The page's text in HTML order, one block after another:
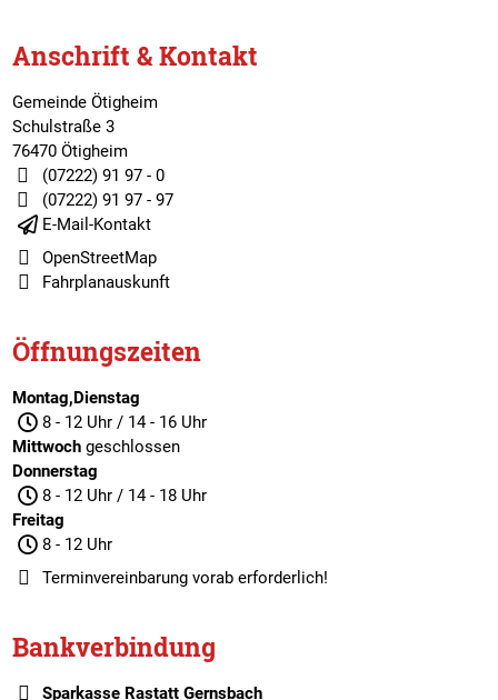
Anschrift & Kontakt
Gemeinde Ötigheim
Schulstraße 3
76470 Ötigheim
(07222) 91 97 - 0
(07222) 91 97 - 97
E-Mail-Kontakt
OpenStreetMap
Fahrplanauskunft
Öffnungszeiten
Montag,Dienstag
8 - 12 Uhr / 14 - 16 Uhr
Mittwochgeschlossen
Donnerstag
8 - 12 Uhr / 14 - 18 Uhr
Freitag
8 - 12 Uhr
Terminvereinbarungvorab erforderlich!
Bankverbindung
Sparkasse Rastatt Gernsbach